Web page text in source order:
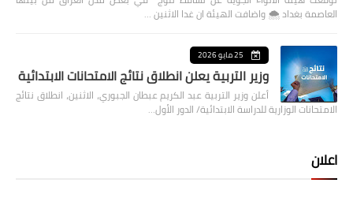
العاصمة بغداد ⁦🌨️⁩ واضافت الهيئة ان غدا الاثنين …
25 مايو 2026
وزير التربية يعلن انطلاق نتائج الامتحانات الابتدائية
أعلن وزير التربية عبد الكريم عبطان الجبوري، الاثنين، انطلاق نتائج
الامتحانات الوزارية للدراسة الابتدائية/ الدور الأول…
اعلان